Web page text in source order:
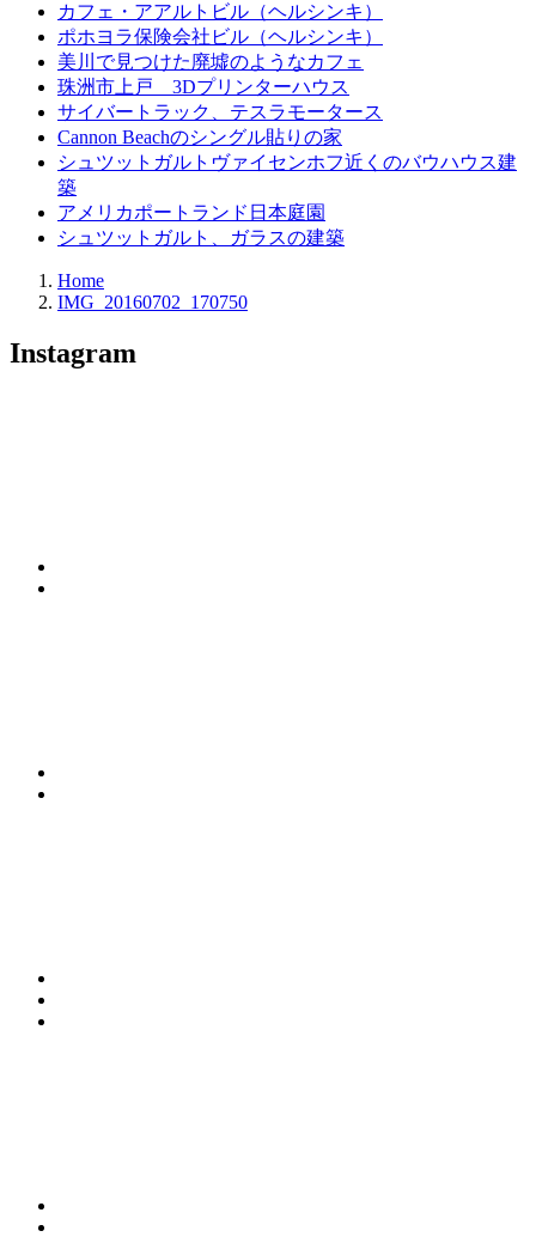
カフェ・アアルトビル（ヘルシンキ）
ポホヨラ保険会社ビル（ヘルシンキ）
美川で見つけた廃墟のようなカフェ
珠洲市上戸 3Dプリンターハウス
サイバートラック、テスラモータース
Cannon Beachのシングル貼りの家
シュツットガルトヴァイセンホフ近くのバウハウス建
築
アメリカポートランド日本庭園
シュツットガルト、ガラスの建築
Home
IMG_20160702_170750
Instagram